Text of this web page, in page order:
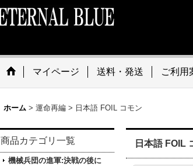
マイページ 送料・発送 ご利用
ホーム > 運命再編 > 日本語 FOIL コモン
商品カテゴリ一覧
機械兵団の進軍:決戦の後に
日本語 FOIL